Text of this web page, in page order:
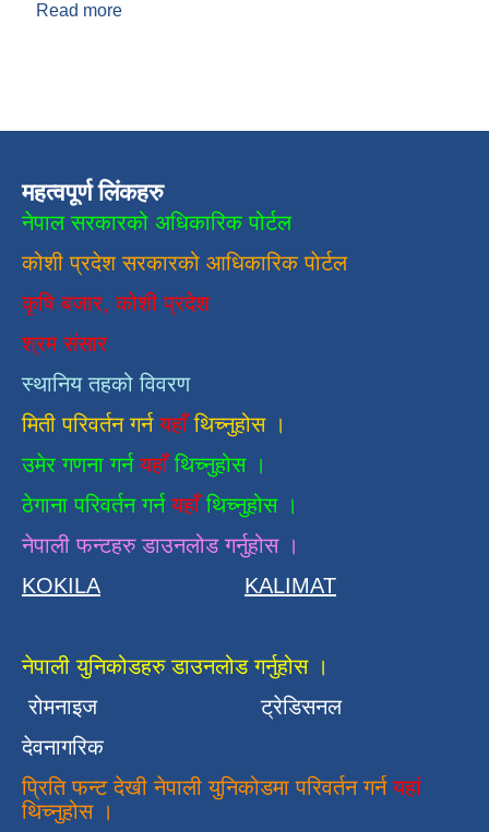
Read more
महत्वपूर्ण लिंकहरु
नेपाल सरकारको अधिकारिक पोर्टल
कोशी प्रदेश सरकारको आधिकारिकपाेर्टल
कृषि बजार, कोशी प्रदेश
श्रम संसार
स्थानिय तहको विवरण
मिती परिवर्तन गर्न यहाँ थिच्नुहोस ।
उमेर गणना गर्नयहाँथिच्नुहोस ।
ठेगाना परिवर्तन गर्नयहाँ थिच्नुहोस ।
नेपाली फन्टहरु डाउनलोड गर्नुहोस ।
KOKILA
KALIMAT
नेपाली युनिकोडहरु डाउनलोड गर्नुहोस ।
रोमनाइज
ट्रेडिसनल
देवनागरिक
प्रिति फन्ट देखी नेपाली युनिकोडमा परिवर्तन गर्न यहां
थिच्नुहोस ।